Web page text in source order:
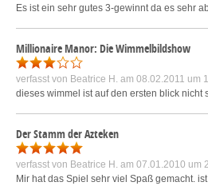
Es ist ein sehr gutes 3-gewinnt da es sehr
Millionaire Manor: Die Wimmelbildshow
verfasst von Beatrice H. am 08.02.2011 um
dieses wimmel ist auf den ersten blick
Der Stamm der Azteken
verfasst von Beatrice H. am 07.01.2010 um
Mir hat das Spiel sehr viel Spaß gemacht.